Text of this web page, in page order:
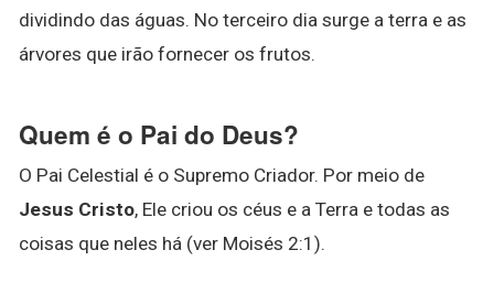
dividindo das águas. No terceiro dia surge a terra e as
árvores que irão fornecer os frutos.
Quem é o Pai do Deus?
O Pai Celestial é o Supremo Criador. Por meio de
Jesus Cristo, Ele criou os céus e a Terra e todas as
coisas que neles há (ver Moisés 2:1).